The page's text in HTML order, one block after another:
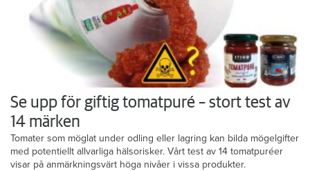
Se upp för giftig tomatpuré – stort test av
14 märken
Tomater som möglat under odling eller lagring kan bilda mögelgifter
med potentiellt allvarliga hälsorisker. Vårt test av 14 tomatpuréer
visar på anmärkningsvärt höga nivåer i vissa produkter.